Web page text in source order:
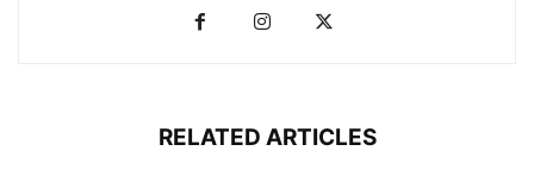
RELATED ARTICLES